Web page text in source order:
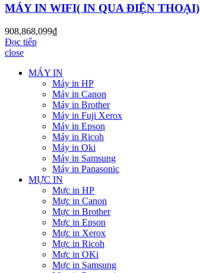
MÁY IN WIFI( IN QUA ĐIỆN THOẠI)
908,868,099₫
Đọc tiếp
close
MÁY IN
Máy in HP
Máy in Canon
Máy in Brother
Máy in Fuji Xerox
Máy in Epson
Máy in Ricoh
Máy in Oki
Máy in Samsung
Máy in Panasonic
MỰC IN
Mực in HP
Mực in Canon
Mực in Brother
Mực in Epson
Mực in Xerox
Mực in Ricoh
Mực in OKi
Mực in Samsung